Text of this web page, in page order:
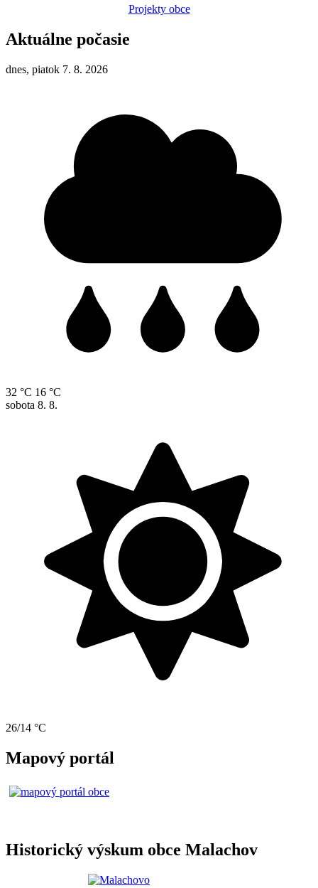
Projekty obce
Aktuálne počasie
dnes, piatok 7. 8. 2026
32 °C 16 °C
sobota 8. 8.
26/14 °C
Mapový portál
Historický výskum obce Malachov